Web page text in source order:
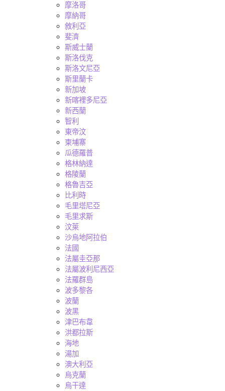
摩洛哥
摩納哥
敘利亞
斐濟
斯威士蘭
斯洛伐克
斯洛文尼亞
斯里蘭卡
新加坡
新喀裡多尼亞
新西蘭
智利
東帝汶
柬埔寨
瓜德羅普
格林納達
格陵蘭
格魯吉亞
比利時
毛里塔尼亞
毛里求斯
汶萊
沙烏地阿拉伯
法國
法屬圭亞那
法屬波利尼西亞
法羅群島
波多黎各
波蘭
波黑
津巴布韋
洪都拉斯
海地
湯加
澳大利亞
烏克蘭
烏干達